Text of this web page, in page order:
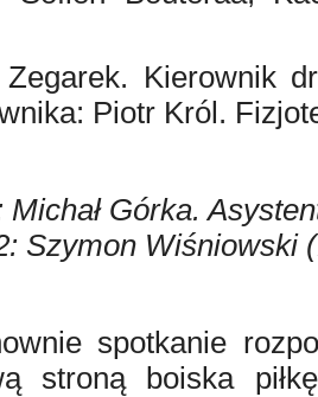
Zegarek. Kierownik
Piotr Król.
Michał Górka.
Szymon Wiśniowski
spotkanie
stroną boiska